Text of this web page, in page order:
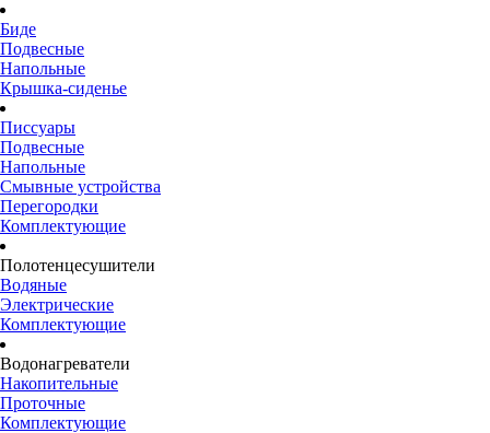
Биде
Подвесные
Напольные
Крышка-сиденье
Писсуары
Подвесные
Напольные
Смывные устройства
Перегородки
Комплектующие
Полотенцесушители
Водяные
Электрические
Комплектующие
Водонагреватели
Накопительные
Проточные
Комплектующие